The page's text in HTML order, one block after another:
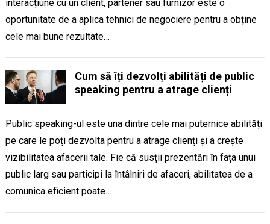
interacțiune cu un client, partener sau furnizor este o
oportunitate de a aplica tehnici de negociere pentru a obține
cele mai bune rezultate…
Cum să îți dezvolți abilități de public
speaking pentru a atrage clienți
Public speaking-ul este una dintre cele mai puternice abilități
pe care le poți dezvolta pentru a atrage clienți și a crește
vizibilitatea afacerii tale. Fie că susții prezentări în fața unui
public larg sau participi la întâlniri de afaceri, abilitatea de a
comunica eficient poate…